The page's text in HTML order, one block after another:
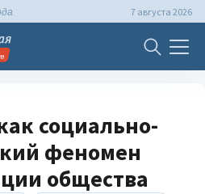
7 августа 2026
социально-
феномен
общества